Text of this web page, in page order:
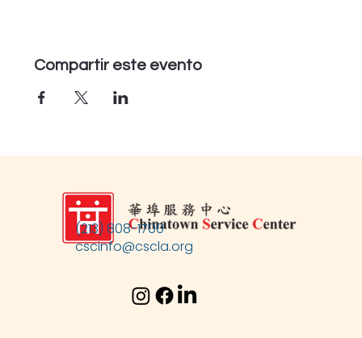
Compartir este evento
(213) 808-1700
cscinfo@cscla.org